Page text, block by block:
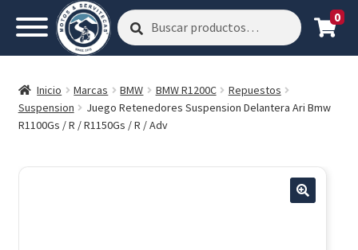
Buscar
por:
Buscar 0
Inicio Marcas BMW BMW R1200C
Repuestos
Suspension
Juego Retenedores Suspension Delantera Ari Bmw
R1100Gs / R / R1150Gs / R / Adv